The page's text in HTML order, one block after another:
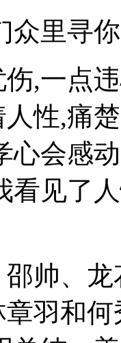
众里寻
,一点
性,痛
心会感
看见了
帅、
羽和